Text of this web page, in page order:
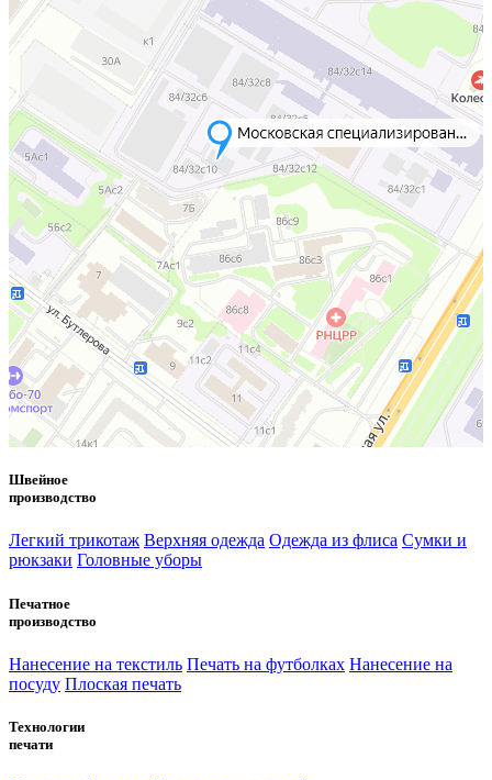
Швейное
производство
Легкий трикотаж Верхняя одежда Одежда из флиса Сумки и
рюкзаки Головные уборы
Печатное
производство
Нанесение на текстиль Печать на футболках Нанесение на
посуду Плоская печать
Технологии
печати